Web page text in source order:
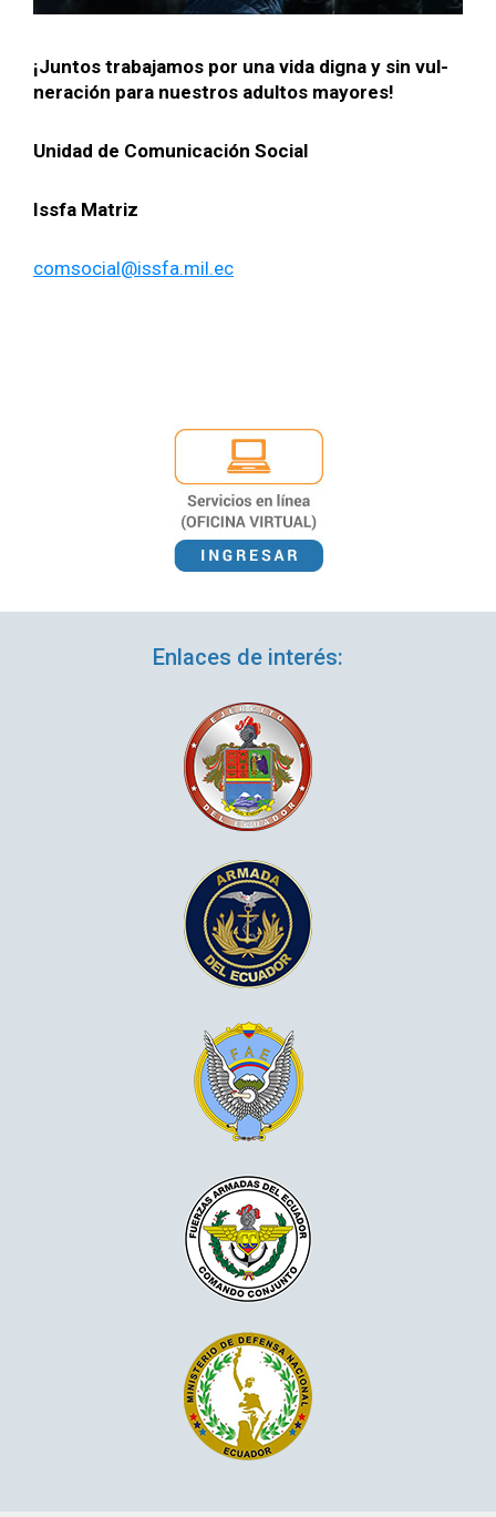
¡Jun­tos tra­ba­jamos por una vida digna y sin vul­
neración para nue­stros adul­tos may­ores!
Unidad de Comu­ni­cación Social
Iss­fa Matriz
comsocial@issfa.mil.ec
Enlaces de interés: